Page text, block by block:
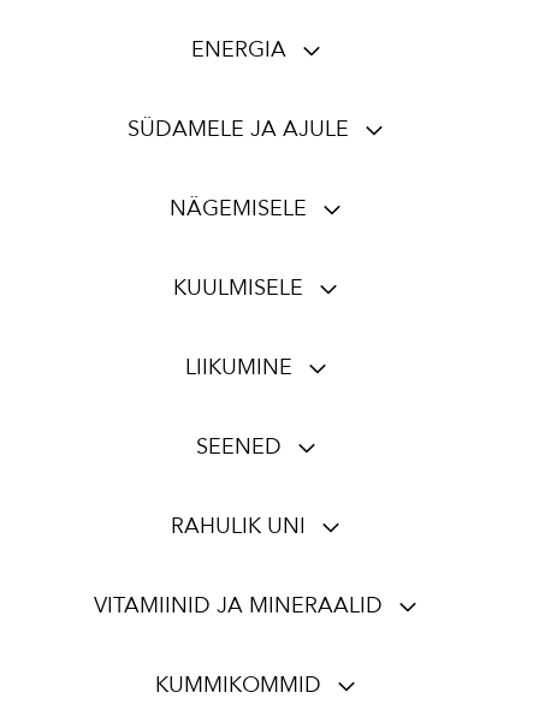
ENERGIA
SÜDAMELE JA AJULE
NÄGEMISELE
KUULMISELE
LIIKUMINE
SEENED
RAHULIK UNI
VITAMIINID JA MINERAALID
KUMMIKOMMID